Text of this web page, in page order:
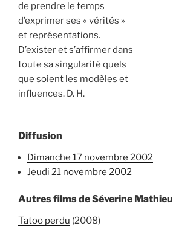
de prendre le temps
d’exprimer ses « vérités »
et représentations.
D’exister et s’affirmer dans
toute sa singularité quels
que soient les modèles et
influences. D. H.
Diffusion
dimanche 17 novembre 2002
jeudi 21 novembre 2002
Autres films de Séverine Mathieu
Tatoo perdu (2008)